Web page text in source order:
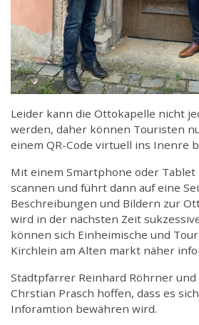
Leider kann die Ottokapelle nicht
werden, daher können Touristen
einem QR-Code virtuell ins Inenre
Mit einem Smartphone oder Tablet
scannen und führt dann auf eine
Beschreibungen und Bildern zur
wird in der nächsten Zeit
können sich Einheimische und
Kirchlein am Alten markt näher
Stadtpfarrer Reinhard Röhrner
Chrstian Prasch hoffen, dass es
Inforamtion bewähren wird.